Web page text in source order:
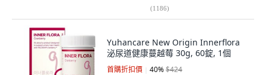
(1186)
Yuhancare New Origin Innerflora
泌尿道健康蔓越莓 30g, 60錠, 1個
首購折扣價 40%$424